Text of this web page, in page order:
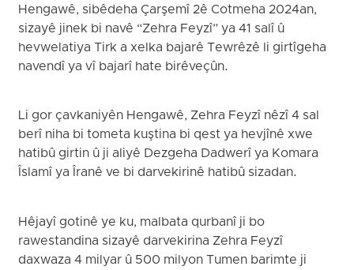
Hengawê, sibêdeha Çarşemî 2ê Cotmeha 2024an,
sizayê jinek bi navê “Zehra Feyzî” ya 41 salî û
hevwelatiya Tirk a xelka bajarê Tewrêzê li girtîgeha
navendî ya vî bajarî hate birêveçûn.
Li gor çavkaniyên Hengawê, Zehra Feyzî nêzî 4 sal
berî niha bi tometa kuştina bi qest ya hevjînê xwe
hatibû girtin û ji aliyê Dezgeha Dadwerî ya Komara
Îslamî ya Îranê ve bi darvekirinê hatibû sizadan.
Hêjayî gotinê ye ku, malbata qurbanî ji bo
rawestandina sizayê darvekirina Zehra Feyzî
daxwaza 4 milyar û 500 milyon Tumen barimte ji